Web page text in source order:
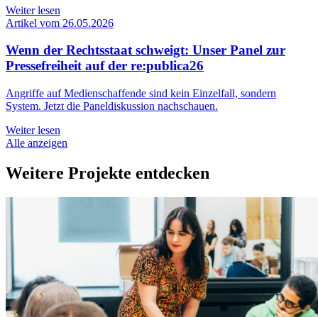
Weiter lesen
Artikel vom 26.05.2026
Wenn der Rechtsstaat schweigt: Unser Panel zur
Pressefreiheit auf der re:publica26
Angriffe auf Medienschaffende sind kein Einzelfall, sondern
System. Jetzt die Paneldiskussion nachschauen.
Weiter lesen
Alle anzeigen
Weitere Projekte entdecken